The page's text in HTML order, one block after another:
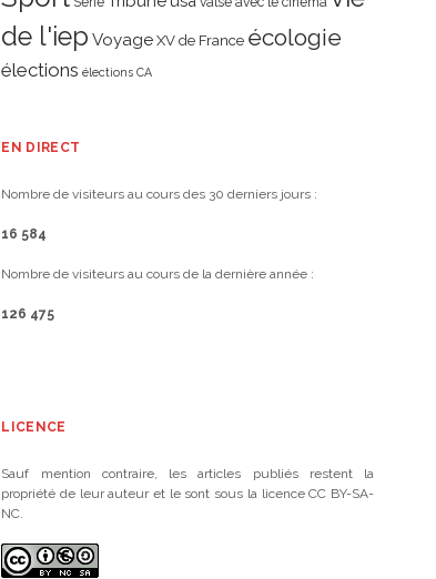
de l'iep Voyage XV de France écologie
élections élections CA
EN DIRECT
Nombre de visiteurs au cours des 30 derniers jours :
16 584
Nombre de visiteurs au cours de la dernière année :
126 475
LICENCE
Sauf mention contraire, les articles publiés restent la
propriété de leur auteur et le sont sous la licence CC BY-SA-
NC.